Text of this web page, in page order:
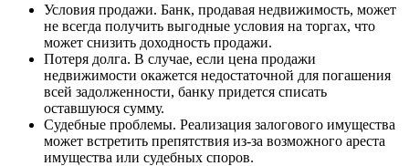
Условия продажи. Банк, продавая недвижимость, может
не всегда получить выгодные условия на торгах, что
может снизить доходность продажи.
Потеря долга. В случае, если цена продажи
недвижимости окажется недостаточной для погашения
всей задолженности, банку придется списать
оставшуюся сумму.
Судебные проблемы. Реализация залогового имущества
может встретить препятствия из-за возможного ареста
имущества или судебных споров.